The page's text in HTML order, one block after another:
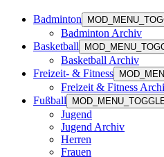
Badminton
Badminton Archiv
Basketball
Basketball Archiv
Freizeit- & Fitness
Freizeit & Fitness
Fußball
Jugend
Jugend Archiv
Herren
Frauen